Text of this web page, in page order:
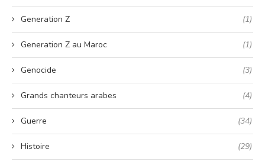
Generation Z (1)
Generation Z au Maroc (1)
Genocide (3)
Grands chanteurs arabes (4)
Guerre (34)
Histoire (29)